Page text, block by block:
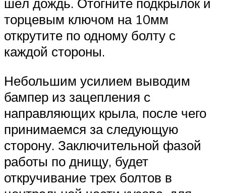
торцевым ключом на 10мм
открутите по одному болту с
каждой стороны.
Небольшим усилием выводим
бампер из зацепления с
направляющих крыла, после чего
принимаемся за следующую
сторону. Заключительной фазой
работы по днищу, будет
откручивание трех болтов в